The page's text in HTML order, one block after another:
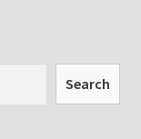
Search